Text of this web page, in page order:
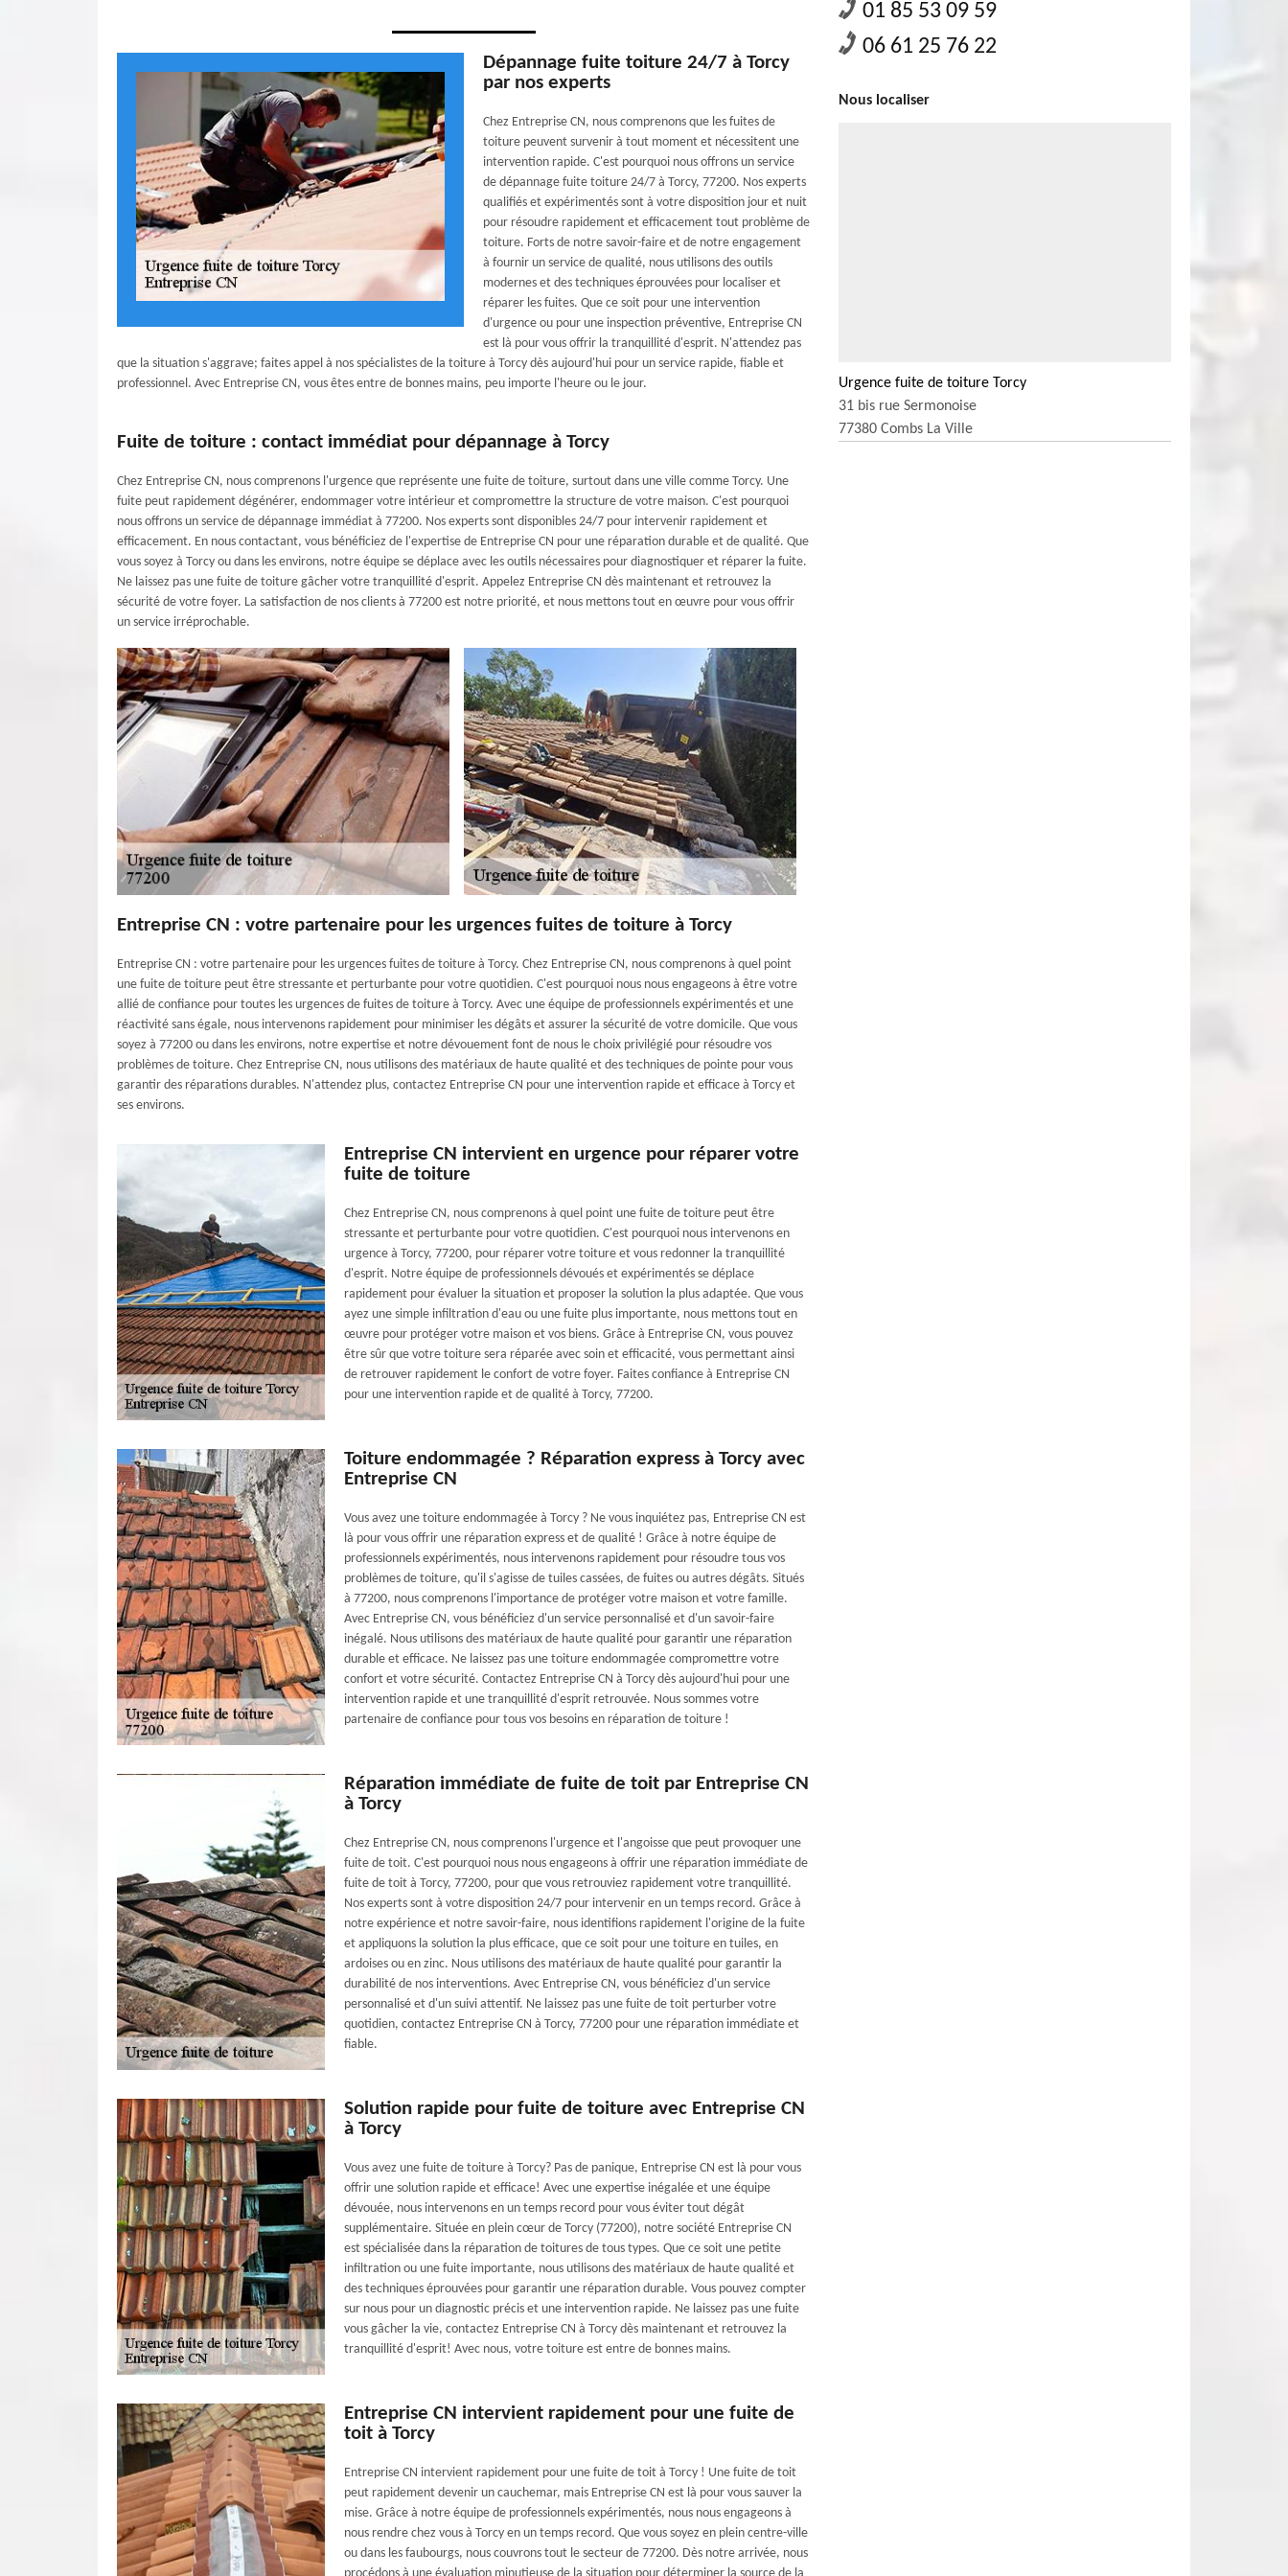
Dépannage fuite toiture 24/7 à Torcy
par nos experts
Chez Entreprise CN, nous comprenons que les fuites de
toiture peuvent survenir à tout moment et nécessitent une
intervention rapide. C'est pourquoi nous offrons un service
de dépannage fuite toiture 24/7 à Torcy, 77200. Nos experts
qualifiés et expérimentés sont à votre disposition jour et nuit
pour résoudre rapidement et efficacement tout problème de
toiture. Forts de notre savoir-faire et de notre engagement
à fournir un service de qualité, nous utilisons des outils
modernes et des techniques éprouvées pour localiser et
réparer les fuites. Que ce soit pour une intervention
d'urgence ou pour une inspection préventive, Entreprise CN
est là pour vous offrir la tranquillité d'esprit. N'attendez pas
que la situation s'aggrave; faites appel à nos spécialistes de la toiture à Torcy dès aujourd'hui pour un service rapide, fiable et
professionnel. Avec Entreprise CN, vous êtes entre de bonnes mains, peu importe l'heure ou le jour.
Fuite de toiture : contact immédiat pour dépannage à Torcy
Chez Entreprise CN, nous comprenons l'urgence que représente une fuite de toiture, surtout dans une ville comme Torcy. Une
fuite peut rapidement dégénérer, endommager votre intérieur et compromettre la structure de votre maison. C'est pourquoi
nous offrons un service de dépannage immédiat à 77200. Nos experts sont disponibles 24/7 pour intervenir rapidement et
efficacement. En nous contactant, vous bénéficiez de l'expertise de Entreprise CN pour une réparation durable et de qualité. Que
vous soyez à Torcy ou dans les environs, notre équipe se déplace avec les outils nécessaires pour diagnostiquer et réparer la fuite.
Ne laissez pas une fuite de toiture gâcher votre tranquillité d'esprit. Appelez Entreprise CN dès maintenant et retrouvez la
sécurité de votre foyer. La satisfaction de nos clients à 77200 est notre priorité, et nous mettons tout en œuvre pour vous offrir
un service irréprochable.
Entreprise CN : votre partenaire pour les urgences fuites de toiture à Torcy
Entreprise CN : votre partenaire pour les urgences fuites de toiture à Torcy. Chez Entreprise CN, nous comprenons à quel point
une fuite de toiture peut être stressante et perturbante pour votre quotidien. C'est pourquoi nous nous engageons à être votre
allié de confiance pour toutes les urgences de fuites de toiture à Torcy. Avec une équipe de professionnels expérimentés et une
réactivité sans égale, nous intervenons rapidement pour minimiser les dégâts et assurer la sécurité de votre domicile. Que vous
soyez à 77200 ou dans les environs, notre expertise et notre dévouement font de nous le choix privilégié pour résoudre vos
problèmes de toiture. Chez Entreprise CN, nous utilisons des matériaux de haute qualité et des techniques de pointe pour vous
garantir des réparations durables. N'attendez plus, contactez Entreprise CN pour une intervention rapide et efficace à Torcy et
ses environs.
Entreprise CN intervient en urgence pour réparer votre
fuite de toiture
Chez Entreprise CN, nous comprenons à quel point une fuite de toiture peut être
stressante et perturbante pour votre quotidien. C'est pourquoi nous intervenons en
urgence à Torcy, 77200, pour réparer votre toiture et vous redonner la tranquillité
d'esprit. Notre équipe de professionnels dévoués et expérimentés se déplace
rapidement pour évaluer la situation et proposer la solution la plus adaptée. Que vous
ayez une simple infiltration d'eau ou une fuite plus importante, nous mettons tout en
œuvre pour protéger votre maison et vos biens. Grâce à Entreprise CN, vous pouvez
être sûr que votre toiture sera réparée avec soin et efficacité, vous permettant ainsi
de retrouver rapidement le confort de votre foyer. Faites confiance à Entreprise CN
pour une intervention rapide et de qualité à Torcy, 77200.
Toiture endommagée ? Réparation express à Torcy avec
Entreprise CN
Vous avez une toiture endommagée à Torcy ? Ne vous inquiétez pas, Entreprise CN est
là pour vous offrir une réparation express et de qualité ! Grâce à notre équipe de
professionnels expérimentés, nous intervenons rapidement pour résoudre tous vos
problèmes de toiture, qu'il s'agisse de tuiles cassées, de fuites ou autres dégâts. Situés
à 77200, nous comprenons l'importance de protéger votre maison et votre famille.
Avec Entreprise CN, vous bénéficiez d'un service personnalisé et d'un savoir-faire
inégalé. Nous utilisons des matériaux de haute qualité pour garantir une réparation
durable et efficace. Ne laissez pas une toiture endommagée compromettre votre
confort et votre sécurité. Contactez Entreprise CN à Torcy dès aujourd'hui pour une
intervention rapide et une tranquillité d'esprit retrouvée. Nous sommes votre
partenaire de confiance pour tous vos besoins en réparation de toiture !
Réparation immédiate de fuite de toit par Entreprise CN
à Torcy
Chez Entreprise CN, nous comprenons l'urgence et l'angoisse que peut provoquer une
fuite de toit. C'est pourquoi nous nous engageons à offrir une réparation immédiate de
fuite de toit à Torcy, 77200, pour que vous retrouviez rapidement votre tranquillité.
Nos experts sont à votre disposition 24/7 pour intervenir en un temps record. Grâce à
notre expérience et notre savoir-faire, nous identifions rapidement l'origine de la fuite
et appliquons la solution la plus efficace, que ce soit pour une toiture en tuiles, en
ardoises ou en zinc. Nous utilisons des matériaux de haute qualité pour garantir la
durabilité de nos interventions. Avec Entreprise CN, vous bénéficiez d'un service
personnalisé et d'un suivi attentif. Ne laissez pas une fuite de toit perturber votre
quotidien, contactez Entreprise CN à Torcy, 77200 pour une réparation immédiate et
fiable.
Solution rapide pour fuite de toiture avec Entreprise CN
à Torcy
Vous avez une fuite de toiture à Torcy? Pas de panique, Entreprise CN est là pour vous
offrir une solution rapide et efficace! Avec une expertise inégalée et une équipe
dévouée, nous intervenons en un temps record pour vous éviter tout dégât
supplémentaire. Située en plein cœur de Torcy (77200), notre société Entreprise CN
est spécialisée dans la réparation de toitures de tous types. Que ce soit une petite
infiltration ou une fuite importante, nous utilisons des matériaux de haute qualité et
des techniques éprouvées pour garantir une réparation durable. Vous pouvez compter
sur nous pour un diagnostic précis et une intervention rapide. Ne laissez pas une fuite
vous gâcher la vie, contactez Entreprise CN à Torcy dès maintenant et retrouvez la
tranquillité d'esprit! Avec nous, votre toiture est entre de bonnes mains.
Entreprise CN intervient rapidement pour une fuite de
toit à Torcy
Entreprise CN intervient rapidement pour une fuite de toit à Torcy ! Une fuite de toit
peut rapidement devenir un cauchemar, mais Entreprise CN est là pour vous sauver la
mise. Grâce à notre équipe de professionnels expérimentés, nous nous engageons à
nous rendre chez vous à Torcy en un temps record. Que vous soyez en plein centre-ville
ou dans les faubourgs, nous couvrons tout le secteur de 77200. Dès notre arrivée, nous
01 85 53 09 59
06 61 25 76 22
Nous localiser
Urgence fuite de toiture Torcy
31 bis rue Sermonoise
77380 Combs La Ville